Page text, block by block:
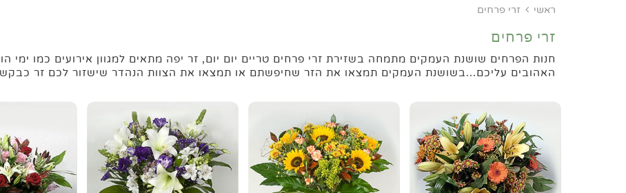
ראשי זרי פרחים
זרי פרחים
חנות הפרחים שושנת העמקים מתמחה בשזירת זרי פרחים טריים יום יום, זר יפה מתאים למגוון אירועים כמו
האהובים עליכם...בשושנת העמקים תמצאו את הזר שחיפשתם או תמצאו את הצוות הנהדר שישזור לכם זר